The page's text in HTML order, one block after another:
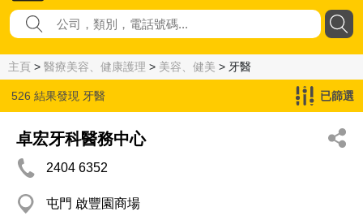
主頁 > 醫療美容、健康護理 > 美容、健美 > 牙醫
526 結果發現 牙醫 已篩選
卓宏牙科醫務中心
2404 6352
屯門 啟豐園商場